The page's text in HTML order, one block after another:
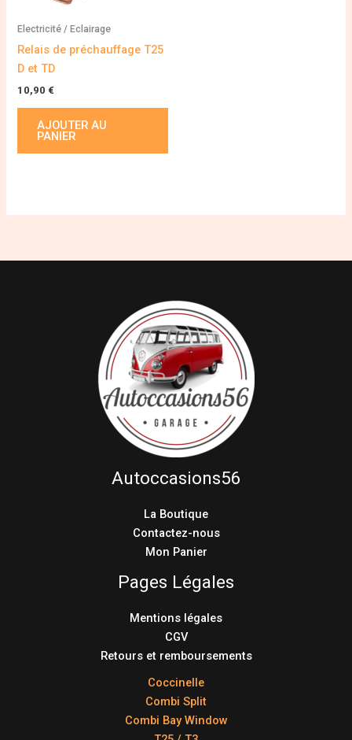
Electricité / Eclairage
Relais de préchauffage T25
D et TD
10,90 €
AJOUTER AU
PANIER
Autoccasions56
La Boutique
Contactez-nous
Mon Panier
Pages Légales
Mentions légales
CGV
Retours et remboursements
Coccinelle
Combi Split
Combi Bay Window